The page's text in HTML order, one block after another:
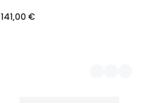
141,00 €